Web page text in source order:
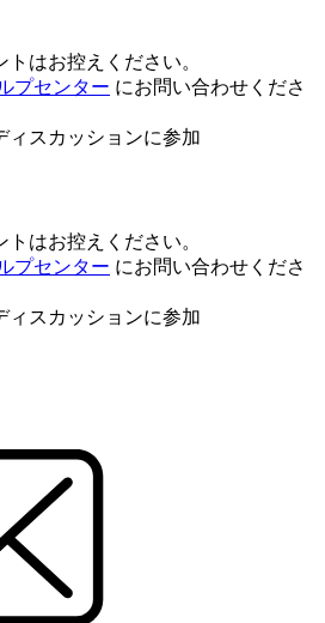
はお控えください。
プセンター にお問い合わせくださ
ィスカッションに参加
はお控えください。
プセンター にお問い合わせくださ
ィスカッションに参加